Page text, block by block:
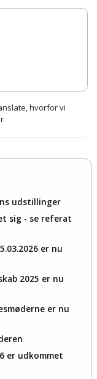
hvorfor vi
udstillinger
sig - se referat
er nu
2025 er nu
er nu
er udkommet